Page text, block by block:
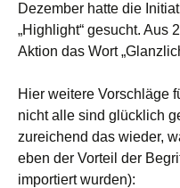
Dezember hatte die
„Highlight“ gesucht. Aus
Aktion das Wort
Hier weitere Vorschläge
nicht alle sind glücklich
zureichend das wieder,
eben der Vorteil der
importiert wurden):